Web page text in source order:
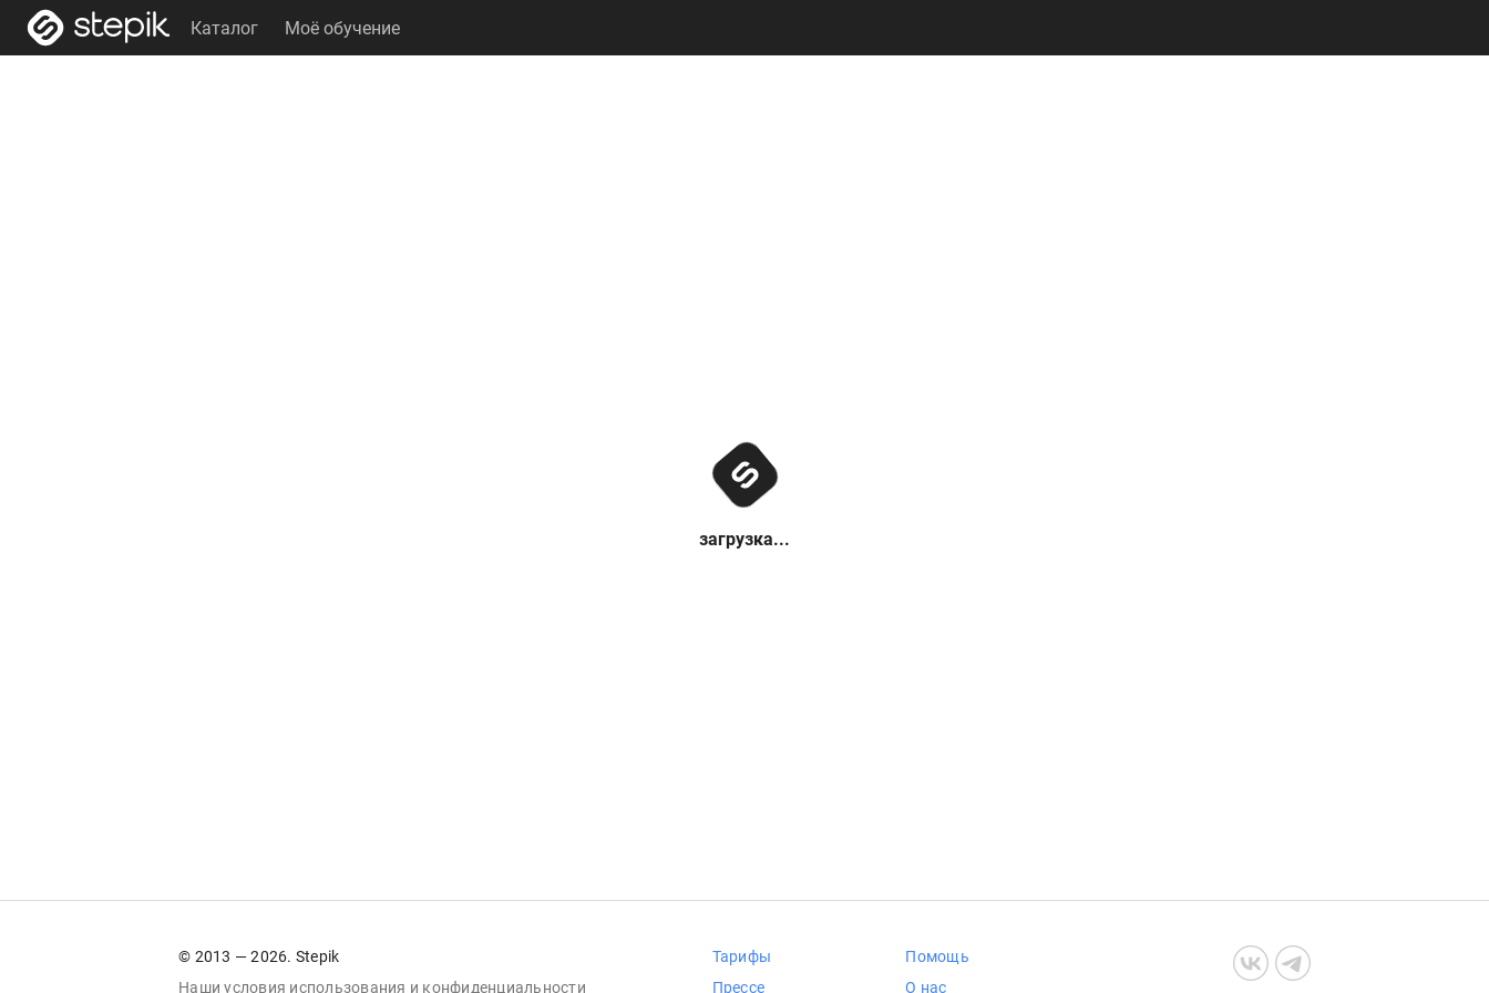
Каталог Моё обучение
загрузка...
© 2013 — 2026. Stepik
Наши условия использования и конфиденциальности
Тарифы
Прессе
Помощь
О нас